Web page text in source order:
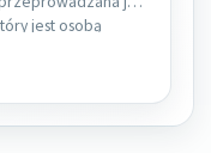
jest osobą